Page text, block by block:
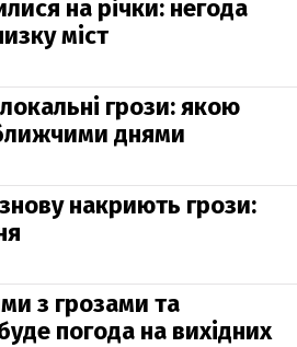
на річки: негода
міст
грози: якою
днями
накриють грози:
з грозами та
погода на вихідних